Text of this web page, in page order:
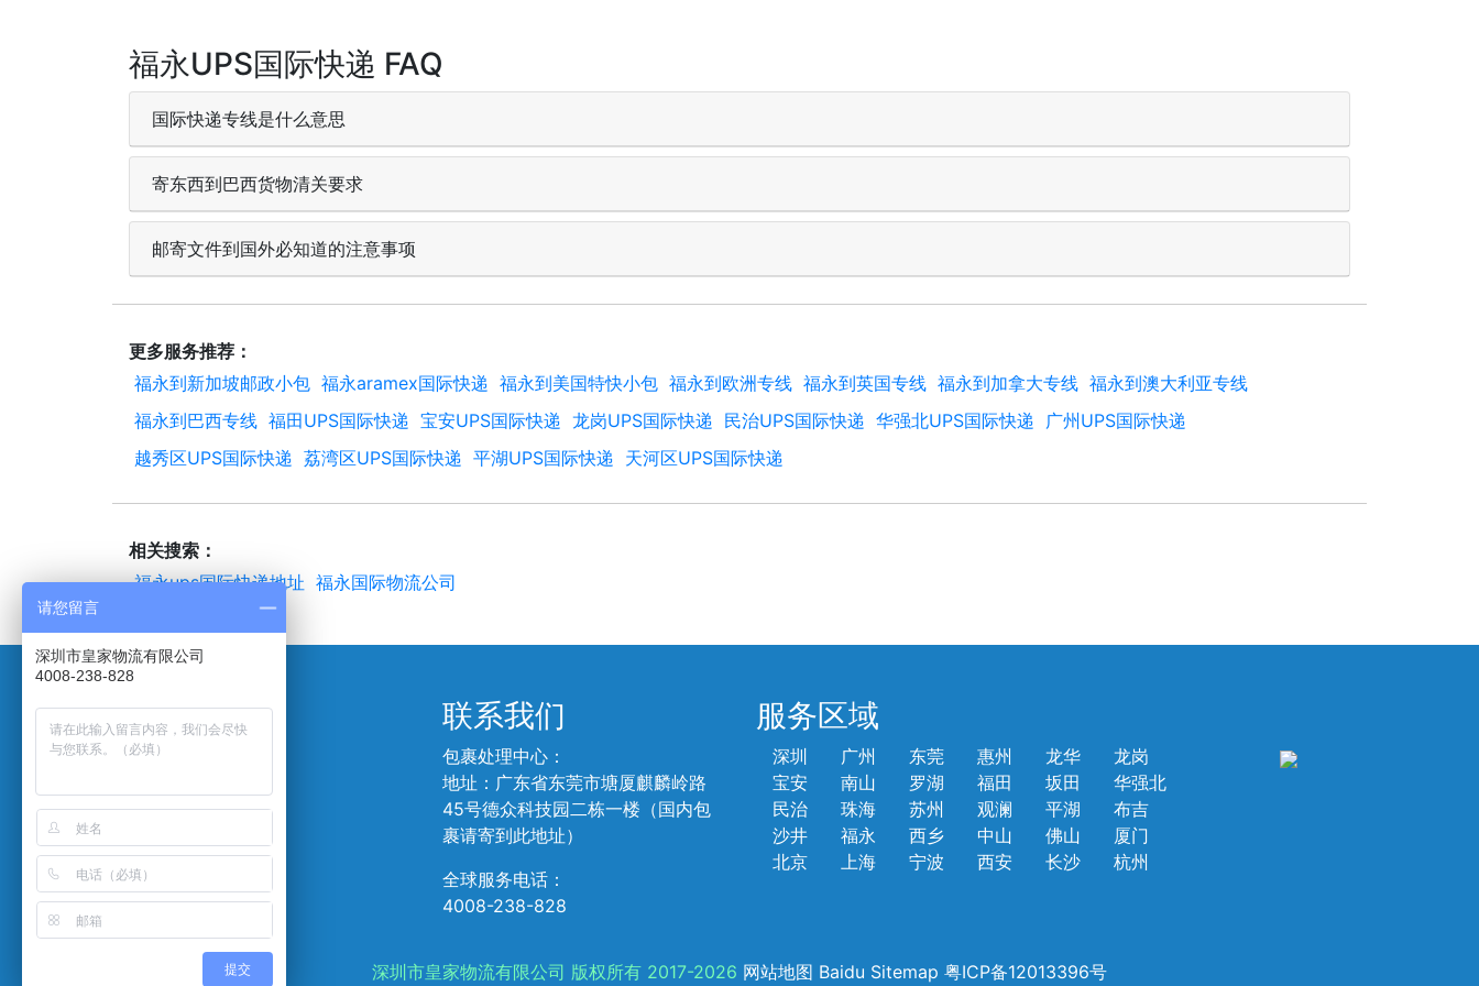
福永UPS国际快递 FAQ
国际快递专线是什么意思
寄东西到巴西货物清关要求
邮寄文件到国外必知道的注意事项
更多服务推荐：
福永到新加坡邮政小包 福永aramex国际快递 福永到美国特快小包 福永到欧洲专线 福永到英国专线 福永到加拿大专线 福永到澳大利亚专线
福永到巴西专线 福田UPS国际快递 宝安UPS国际快递 龙岗UPS国际快递 民治UPS国际快递 华强北UPS国际快递
广州UPS国际快递
越秀区UPS国际快递 荔湾区UPS国际快递 平湖UPS国际快递 天河区UPS国际快递
相关搜索：
福永ups国际快递地址 福永国际物流公司
帮助中心
服务流程
价格查询
服务条款
隐私保护
联系我们
包裹处理中心：
地址：广东省东莞市塘厦麒麟岭路
45号德众科技园二栋一楼（国内包
裹请寄到此地址）
全球服务电话：
4008-238-828
服务区域
深圳 广州 东莞 惠州 龙华
龙岗
宝安
南山 罗湖 福田 坂田
华强北
民治
珠海 苏州 观澜 平湖
布吉
沙井
福永 西乡 中山 佛山
厦门
北京
上海 宁波 西安 长沙 杭州
深圳市皇家物流有限公司 版权所有 2017-2026 网站地图 Baidu Sitemap 粤ICP备12013396号
请您留言
深圳市皇家物流有限公司
4008-238-828
提交